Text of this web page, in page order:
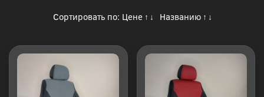
Сортировать по: Цене ↑ ↓ Названию ↑ ↓